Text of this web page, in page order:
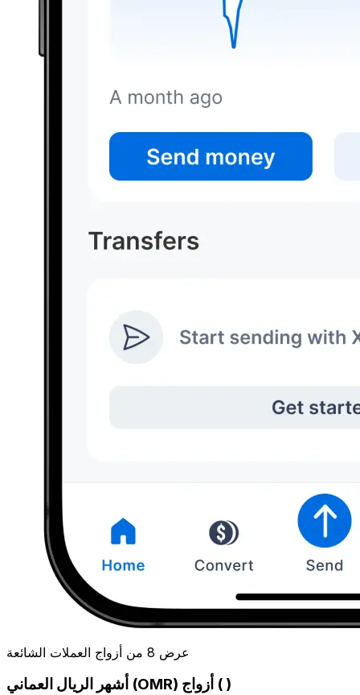
عرض 8 من أزواج العملات الشائعة
أشهر الريال العماني (OMR) أزواج ( )